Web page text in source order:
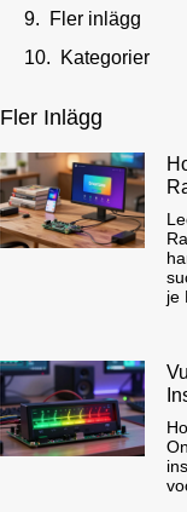
Fler inlägg
Kategorier
Fler Inlägg
je